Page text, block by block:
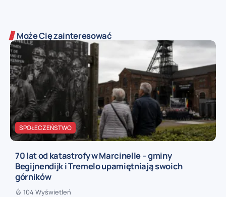
Może Cię zainteresować
SPOŁECZEŃSTWO
70 lat od katastrofy w Marcinelle – gminy
Begijnendijk i Tremelo upamiętniają swoich
górników
104 Wyświetleń